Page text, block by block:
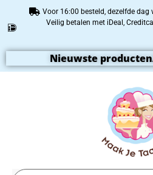
Voor 16:00 besteld, dezelfde dag
Veilig betalen met iDeal,
Nieuwste producten